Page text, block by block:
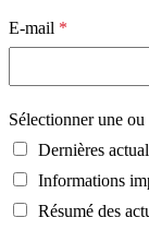
E-mail *
Sélectionner une
Dernières
Informations
Résumé des